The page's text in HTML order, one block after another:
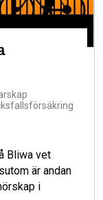
Bliwa vet
är andan
i